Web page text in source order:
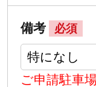
備考 必須
ご申請駐車